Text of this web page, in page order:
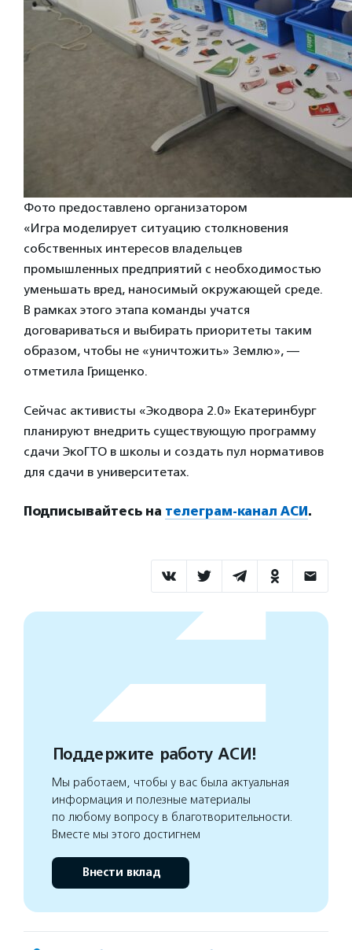
Фото предоставлено организатором
«Игра моделирует ситуацию столкновения
собственных интересов владельцев
промышленных предприятий с необходимостью
уменьшать вред, наносимый окружающей среде.
В рамках этого этапа команды учатся
договариваться и выбирать приоритеты таким
образом, чтобы не «уничтожить» Землю», —
отметила Грищенко.
Сейчас активисты «Экодвора 2.0» Екатеринбург
планируют внедрить существующую программу
сдачи ЭкоГТО в школы и создать пул нормативов
для сдачи в университетах.
Подписывайтесь на телеграм-канал АСИ.
Поддержите работу АСИ!
Мы работаем, чтобы у вас была актуальная
информация и полезные материалы
по любому вопросу в благотворительности.
Вместе мы этого достигнем
Внести вклад